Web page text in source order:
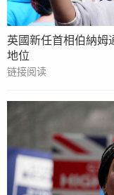
英國新任首相伯納姆
地位
链接阅读